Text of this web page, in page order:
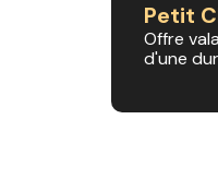
Petit
Offre
d'une